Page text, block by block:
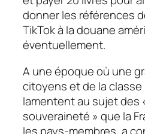
donner les références
TikTokà la douane
éventuellement.
A une époque où une
citoyens et de la
lamentent au sujet des
souveraineté » que la
les pays-membres, a